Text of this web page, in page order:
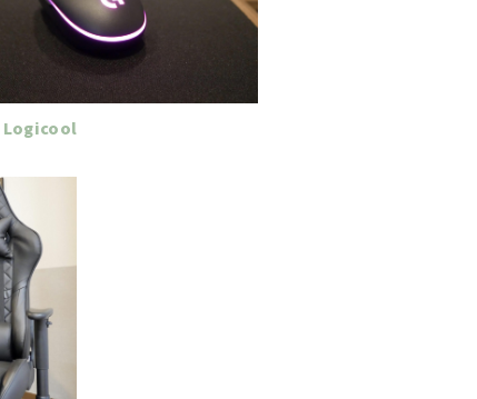
Logicool